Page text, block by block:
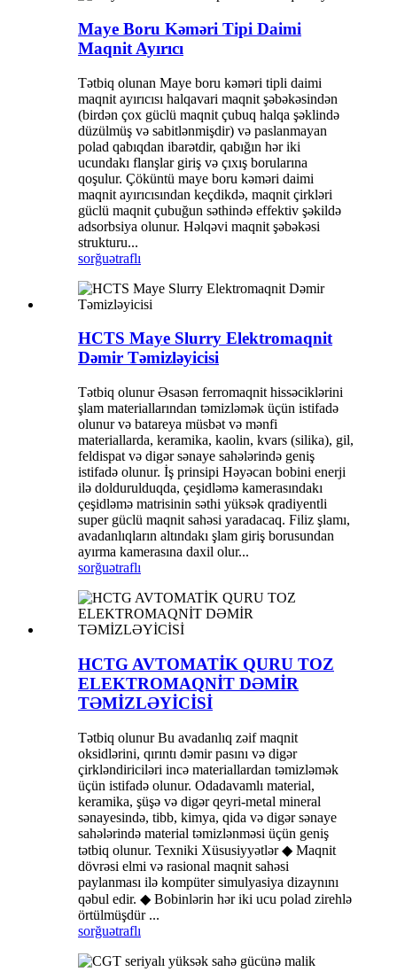
Maye Boru Kəməri Tipi Daimi
Maqnit Ayırıcı
Tətbiq olunan Maye boru kəməri tipli daimi
maqnit ayırıcısı halqavari maqnit şəbəkəsindən
(birdən çox güclü maqnit çubuq halqa şəklində
düzülmüş və sabitlənmişdir) və paslanmayan
polad qabıqdan ibarətdir, qabığın hər iki
ucundakı flanşlar giriş və çıxış borularına
qoşulur. Çöküntü maye boru kəməri daimi
maqnit ayırıcısından keçdikdə, maqnit çirkləri
güclü maqnit çubuğun səthində effektiv şəkildə
adsorbsiya olunur. Həlqəvi maqnit şəbəkəsi
strukturu...
sorğuətraflı
HCTS Maye Slurry Elektromaqnit
Dəmir Təmizləyicisi
Tətbiq olunur Əsasən ferromaqnit hissəciklərini
şlam materiallarından təmizləmək üçün istifadə
olunur və batareya müsbət və mənfi
materiallarda, keramika, kaolin, kvars (silika), gil,
feldispat və digər sənaye sahələrində geniş
istifadə olunur. İş prinsipi Həyəcan bobini enerji
ilə doldurulduqda, çeşidləmə kamerasındakı
çeşidləmə matrisinin səthi yüksək qradiyentli
super güclü maqnit sahəsi yaradacaq. Filiz şlamı,
avadanlıqların altındakı şlam giriş borusundan
ayırma kamerasına daxil olur...
sorğuətraflı
HCTG AVTOMATİK QURU TOZ
ELEKTROMAQNİT DƏMİR
TƏMİZLƏYİCİSİ
Tətbiq olunur Bu avadanlıq zəif maqnit
oksidlərini, qırıntı dəmir pasını və digər
çirkləndiriciləri incə materiallardan təmizləmək
üçün istifadə olunur. Odadavamlı material,
keramika, şüşə və digər qeyri-metal mineral
sənayesində, tibb, kimya, qida və digər sənaye
sahələrində material təmizlənməsi üçün geniş
tətbiq olunur. Texniki Xüsusiyyətlər ◆ Maqnit
dövrəsi elmi və rasional maqnit sahəsi
paylanması ilə kompüter simulyasiya dizaynını
qəbul edir. ◆ Bobinlərin hər iki ucu polad zirehlə
örtülmüşdür ...
sorğuətraflı